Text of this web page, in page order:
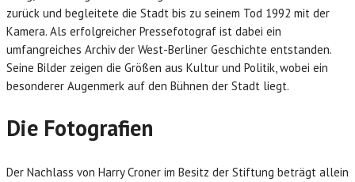
zurück und begleitete die Stadt bis zu seinem Tod 1992 mit der
Kamera. Als erfolgreicher Pressefotograf ist dabei ein
umfangreiches Archiv der West-Berliner Geschichte entstanden.
Seine Bilder zeigen die Größen aus Kultur und Politik, wobei ein
besonderer Augenmerk auf den Bühnen der Stadt liegt.
Die Fotografien
Der Nachlass von Harry Croner im Besitz der Stiftung beträgt allein